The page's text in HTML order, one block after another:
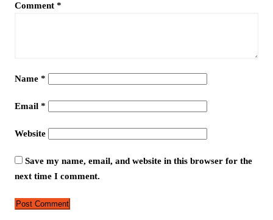
Comment *
Name *
Email *
Website
Save my name, email, and website in this browser for the
next time I comment.